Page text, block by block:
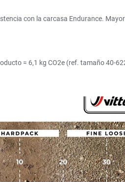
con la carcasa Endurance.
= 6,1 kg CO2e (ref. tamaño 40-